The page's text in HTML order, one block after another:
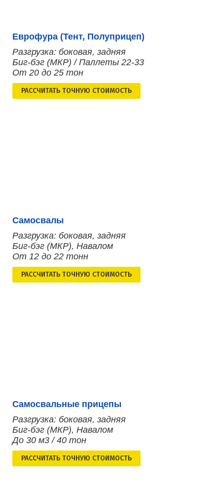
Еврофура (Тент, Полуприцеп)
Разгрузка: боковая, задняя
Биг-бэг (МКР) / Паллеты 22-33
От 20 до 25 тон
РАСCЧИТАТЬ ТОЧНУЮ СТОИМОСТЬ
Самосвалы
Разгрузка: боковая, задняя
Биг-бэг (МКР), Навалом
От 12 до 22 тонн
РАСCЧИТАТЬ ТОЧНУЮ СТОИМОСТЬ
Самосвальные прицепы
Разгрузка: боковая, задняя
Биг-бэг (МКР), Навалом
До 30 м3 / 40 тон
РАСCЧИТАТЬ ТОЧНУЮ СТОИМОСТЬ